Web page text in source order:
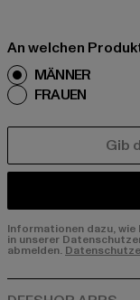
An welchen
MÄNNER
FRAUEN
Informationen dazu,
in unserer
abmelden.